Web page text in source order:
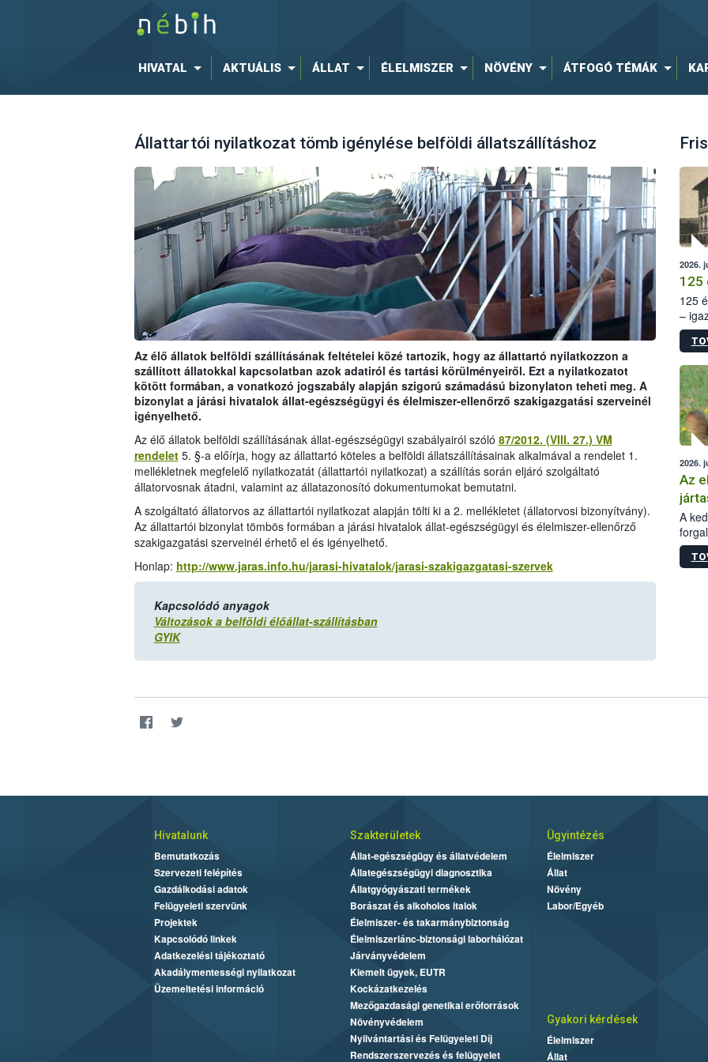
HIVATAL AKTUÁLIS ÁLLAT ÉLELMISZER NÖVÉNY ÁTFOGÓ TÉMÁK
Állattartói nyilatkozat tömb igénylése belföldi állatszállításhoz
Az élő állatok belföldi szállításának feltételei közé tartozik, hogy az állattartó nyilatkozzon a
szállított állatokkal kapcsolatban azok adatiról és tartási körülményeiről. Ezt a nyilatkozatot
kötött formában, a vonatkozó jogszabály alapján szigorú számadású bizonylaton teheti meg. A
bizonylat a járási hivatalok állat-egészségügyi és élelmiszer-ellenőrző szakigazgatási szerveinél
igényelhető.
Az élő állatok belföldi szállításának állat-egészségügyi szabályairól szóló 87/2012. (VIII. 27.) VM
rendelet5. §-a előírja, hogy az állattartó köteles a belföldi állatszállításainak alkalmával a rendelet 1.
mellékletnek megfelelő nyilatkozatát (állattartói nyilatkozat) a szállítás során eljáró szolgáltató
állatorvosnak átadni, valamint az állatazonosító dokumentumokat bemutatni.
A szolgáltató állatorvos az állattartói nyilatkozat alapján tölti ki a 2. mellékletet (állatorvosi bizonyítvány).
Az állattartói bizonylat tömbös formában a járási hivatalok állat-egészségügyi és élelmiszer-ellenőrző
szakigazgatási szerveinél érhető el és igényelhető.
Honlap: http://www.jaras.info.hu/jarasi-hivatalok/jarasi-szakigazgatasi-szervek
Kapcsolódó anyagok
Változások a belföldi élőállat-szállításban
GYIK
2026.
125
125
–
15.
2026.
Az
A
Hivatalunk
Bemutatkozás
Szervezeti felépítés
Gazdálkodási adatok
Felügyeleti szervünk
Projektek
Kapcsolódó linkek
Adatkezelési tájékoztató
Akadálymentességi nyilatkozat
Üzemeltetési információ
Szakterületek
Állat-egészségügy és állatvédelem
Állategészségügyi diagnosztika
Állatgyógyászati termékek
Borászat és alkoholos italok
Élelmiszer- és takarmánybiztonság
Élelmiszerlánc-biztonsági laborhálózat
Járványvédelem
Kiemelt ügyek, EUTR
Kockázatkezelés
Mezőgazdasági genetikai erőforrások
Növényvédelem
Nyilvántartási és Felügyeleti Díj
Rendszerszervezés és felügyelet
Ügyintézés
Élelmiszer
Állat
Növény
Labor/Egyéb
Gyakori kérdések
Élelmiszer
Állat